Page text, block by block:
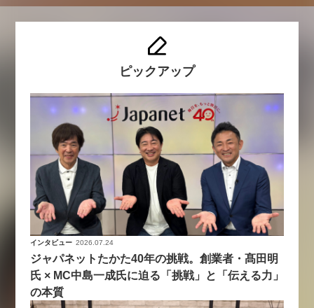
ピックアップ
インタビュー 2026.07.24
ジャパネットたかた40年の挑戦。創業者・髙田明
氏 × MC中島一成氏に迫る「挑戦」と「伝える力」
の本質